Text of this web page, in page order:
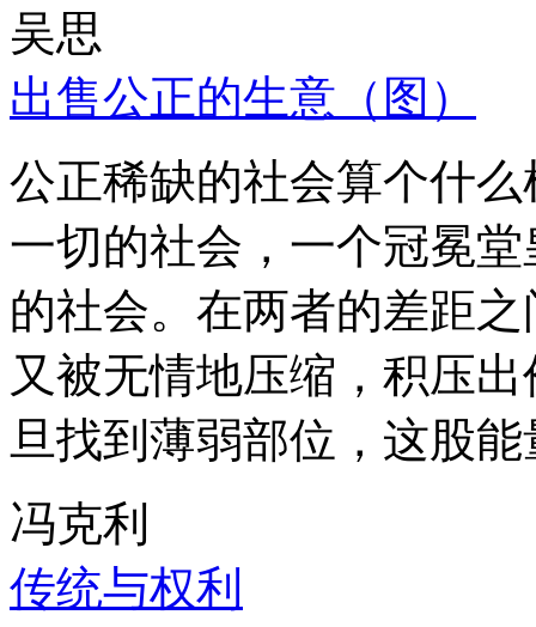
吴思
出售公正的生意（图）
公正稀缺的社会算个什
一切的社会，一个冠冕
的社会。在两者的差距
又被无情地压缩，积压
旦找到薄弱部位，这股
冯克利
传统与权利